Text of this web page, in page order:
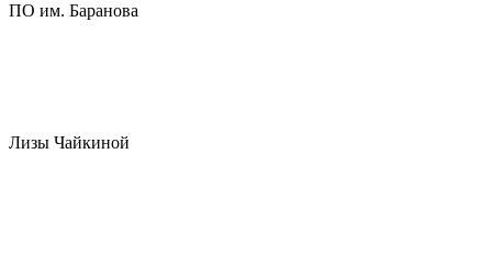
ПО им. Баранова
Лизы Чайкиной